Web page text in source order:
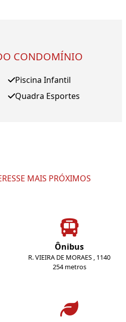
CONDOMÍNIO
Piscina Infantil
Quadra Esportes
MAIS PRÓXIMOS
Ônibus
R. VIEIRA DE MORAES , 1140
254 metros